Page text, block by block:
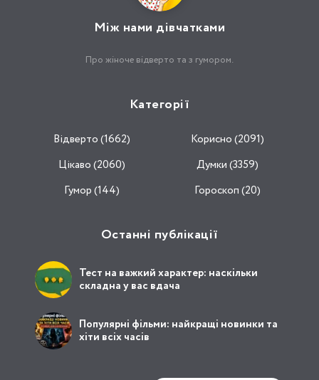
Між нами дівчатками
Про жіноче відверто та з гумором.
Категорії
Відвертo (1662)
Корисно (2091)
Цікаво (2060)
Думки (3359)
Гумор (144)
Гороскоп (20)
Останні публікації
Тест на важкий характер: наскільки
складна у вас вдача
Популярні фільми: найкращі новинки та
хіти всіх часів